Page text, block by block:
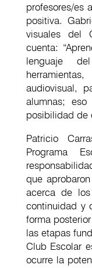
profesores/es
positiva.
visuales del
cuenta:
lenguaje
audiovisual,
alumnas;
posibilidad de
Patricio
Programa
que
acerca de
continuidad y
forma
las etapas
Club Escolar
ocurre la